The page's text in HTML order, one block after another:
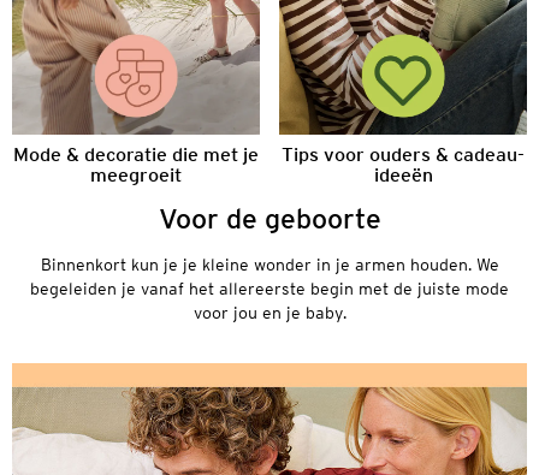
Mode & decoratie die met je
meegroeit
Tips voor ouders & cadeau-
ideeën
Voor de geboorte
Binnenkort kun je je kleine wonder in je armen houden. We
begeleiden je vanaf het allereerste begin met de juiste mode
voor jou en je baby.